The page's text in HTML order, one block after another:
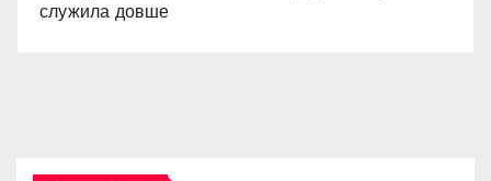
служила довше